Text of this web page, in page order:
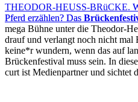
THEODOR-HEUSS-BRüCKE.
Pferd erzählen? Das
mega Bühne unter die Theodor-
drauf und verlangt noch nicht mal
keine*r wundern, wenn das auf
Brückenfestival muss sein. In
curt ist Medienpartner und sichtet